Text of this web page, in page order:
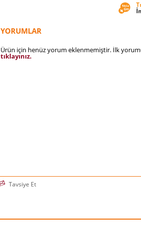
YORUMLAR
Ürün için henüz yorum eklenmemiştir. İlk
tıklayınız.
Tavsiye Et